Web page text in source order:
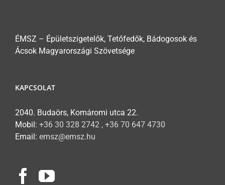
ÉMSZ – Épületszigetelők, Tetőfedők, Bádogosok és
Ácsok Magyarországi Szövetsége
KAPCSOLAT
2040. Budaörs, Komáromi utca 22.
Mobil: +36 30 328 2742 , +36 70 647 4730
Email: emsz@emsz.hu